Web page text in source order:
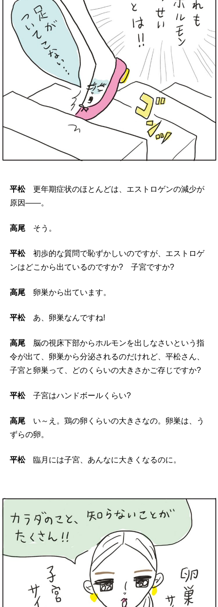
平松更年期症状のほとんどは、エストロゲンの減少が
原因――。
高尾 そう。
平松初歩的な質問で恥ずかしいのですが、エストロゲ
ンはどこから出ているのですか? 子宮ですか?
高尾 卵巣から出ています。
平松あ、卵巣なんですね!
高尾 脳の視床下部からホルモンを出しなさいという指
令が出て、卵巣から分泌されるのだけれど、平松さん、
子宮と卵巣って、どのくらいの大きさかご存じですか?
平松子宮はハンドボールくらい?
高尾 い～え。鶏の卵くらいの大きさなの。卵巣は、う
ずらの卵。
平松臨月には子宮、あんなに大きくなるのに。